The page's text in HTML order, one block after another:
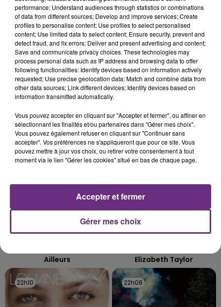
LE MAGASIN JOUÉCLUB DE REIMS FERME
SES PORTES
C'était l'une des institutions du centre-ville
rémois. Le magasin JouéClub est contraint de
fermer ses portes.
TITRES DIFFUSÉS
22h17
22h17
Ailleurs
22h13
22h13
Elizabeth Taylor
22h10
22h10 22h08
22h08
performance; Understand audiences through statistics or combinations
of data from different sources; Develop and improve services; Create
profiles to personalise content; Use profiles to select personalised
content; Use limited data to select content; Ensure security, prevent and
detect fraud, and fix errors; Deliver and present advertising and content;
Save and communicate privacy choices. These technologies may
process personal data such as IP address and browsing data to offer
following functionalities: Identify devices based on information actively
requested; Use precise geolocation data; Match and combine data from
other data sources; Link different devices; Identify devices based on
information transmitted automatically.
Vous pouvez accepter en cliquant sur "Accepter et fermer", ou affiner en
sélectionnant les finalités et/ou partenaires dans "Gérer mes choix".
Vous pouvez également refuser en cliquant sur "Continuer sans
accepter". Vos préférences ne s'appliqueront que pour ce site. Vous
pouvez mettre à jour vos choix, ou retirer votre consentement à tout
moment via le lien "Gérer les cookies" situé en bas de chaque page.
Gérer mes choix
Accepter et fermer